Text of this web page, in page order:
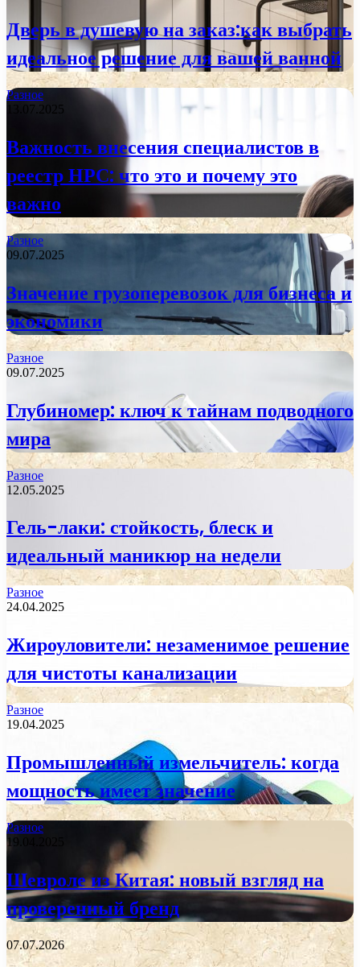
Дверь в душевую на заказ:как выбрать
идеальное решение для вашей ванной
Разное
13.07.2025
Важность внесения специалистов в
реестр НРС: что это и почему это
важно
Разное
09.07.2025
Значение грузоперевозок для бизнеса и
экономики
Разное
09.07.2025
Глубиномер: ключ к тайнам подводного
мира
Разное
12.05.2025
Гель-лаки: стойкость, блеск и
идеальный маникюр на недели
Разное
24.04.2025
Жироуловители: незаменимое решение
для чистоты канализации
Разное
19.04.2025
Промышленный измельчитель: когда
мощность имеет значение
Разное
19.04.2025
Шевроле из Китая: новый взгляд на
проверенный бренд
07.07.2026